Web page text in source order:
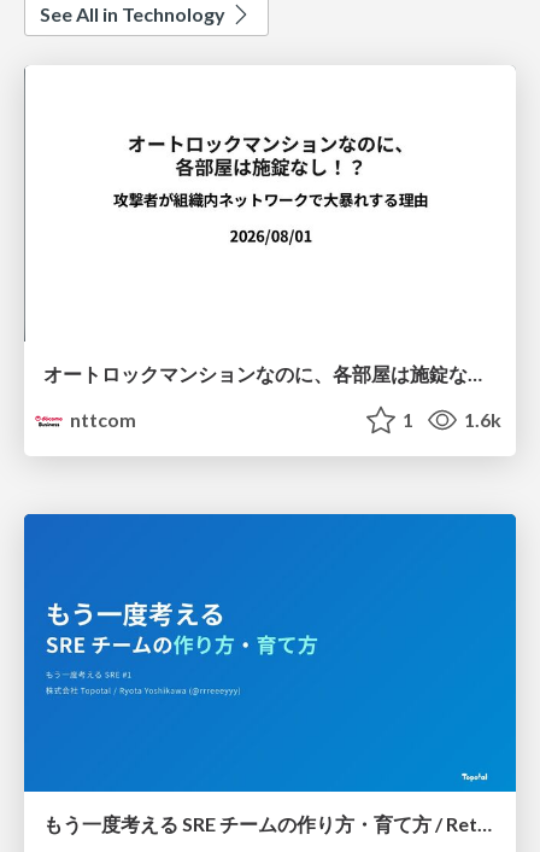
See All in Technology
オートロックマンションなのに、各部屋は施錠なし！？ 攻撃者が組織内ネットワークで大暴れする理由 / The Front Door Is Locked, but the Rooms Are Wide Open: Why Attackers Move Freely Inside Enterprise Networks
nttcom
1 1.6k